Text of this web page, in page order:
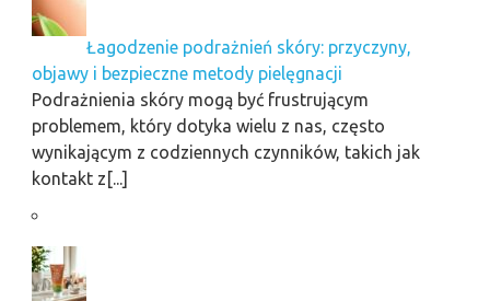
Łagodzenie podrażnień skóry: przyczyny,
objawy i bezpieczne metody pielęgnacji
Podrażnienia skóry mogą być frustrującym
problemem, który dotyka wielu z nas, często
wynikającym z codziennych czynników, takich jak
kontakt z[...]